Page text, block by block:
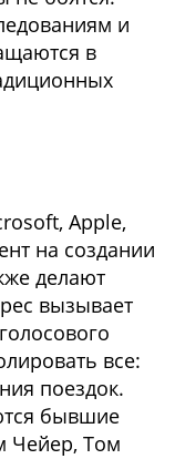
и
в
Apple,
на создании
делают
вызывает
все:
поездок.
бывшие
Чейер, Том